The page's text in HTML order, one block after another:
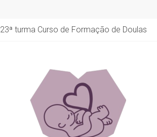
23ª turma Curso de Formação de Doulas